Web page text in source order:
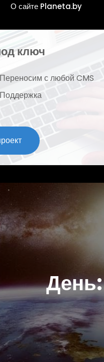
О сайте Planeta.by
ключ
Переносим с любой CMS
Поддержка